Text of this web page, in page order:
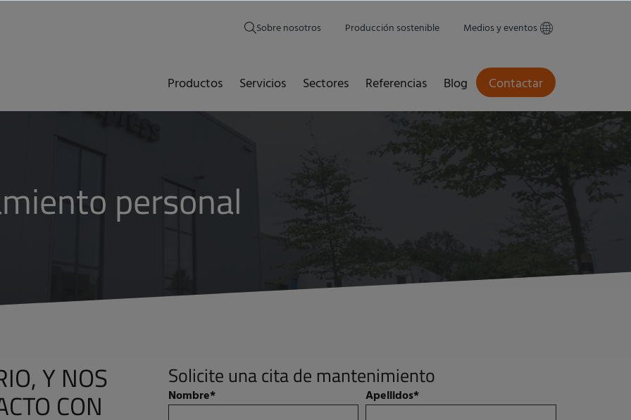
Sobre nosotros Producción sostenible Medios y eventos
Productos Servicios Sectores Referencias Blog Contactar
personal
Y NOS
CON
Solicite una cita de mantenimiento
Nombre* Apellidos*